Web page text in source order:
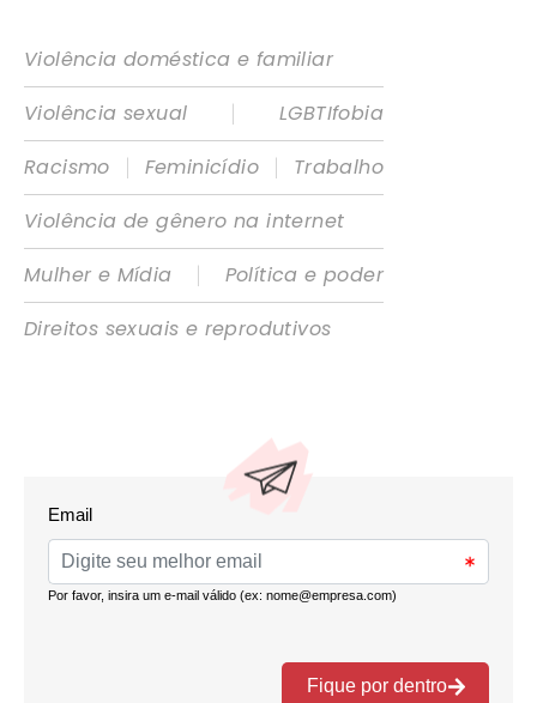
Violência doméstica e familiar
Violência sexual
|
LGBTIfobia
Racismo
| Feminicídio |
Trabalho
Violência de gênero na internet
Mulher e Mídia
|
Política e poder
Direitos sexuais e reprodutivos